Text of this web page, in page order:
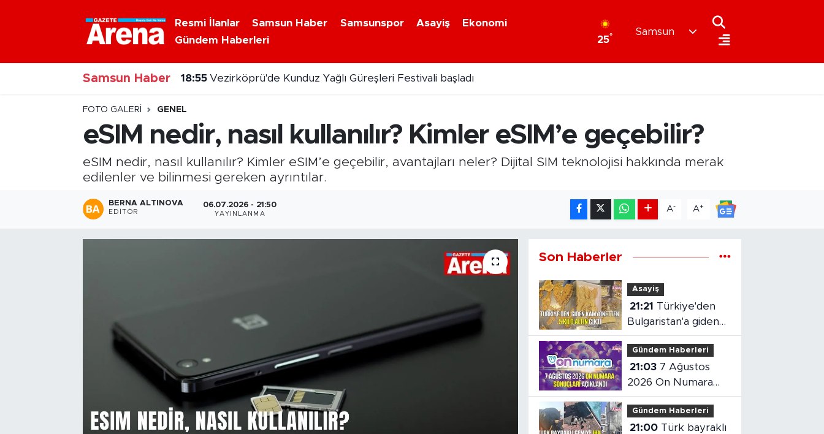
Resmi İlanlar Samsun Haber Samsunspor Asayiş
Ekonomi
Gündem Haberleri
25°
Samsun
Samsun Haber 18:44 Hatay'da 8 bin 500 konut için kura çekildi
FOTO GALERI GENEL
eSIM nedir, nasıl kullanılır? Kimler eSIM’e geçebilir?
eSIM nedir, nasıl kullanılır? Kimler eSIM’e geçebilir, avantajları neler? Dijital SIM teknolojisi hakkında merak
edilenler ve bilinmesi gereken ayrıntılar.
BERNA ALTINOVA
EDITÖR
06.07.2026 - 21:50
YAYINLANMA
A- A+
Son Haberler
Asayiş
21:21
Bulgaristan'a giden
kamyonetten 5 kilo
altın çıktı
Gündem Haberleri
21:03
2026 On Numara
sonuçları açıklandı
Gündem Haberleri
21:00
Nöbetçi Eczaneler
Hava Durumu
Samsun Namaz Vakitleri
Trafik Durumu
Süper Lig Puan Durumu ve Fikstür
Tüm Manşetler